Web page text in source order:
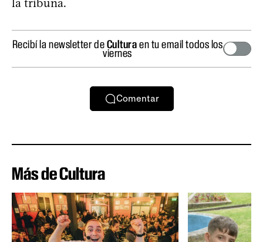
Recibí la newsletter deCulturaen tu email todos los
viernes
Comentar
Más de Cultura